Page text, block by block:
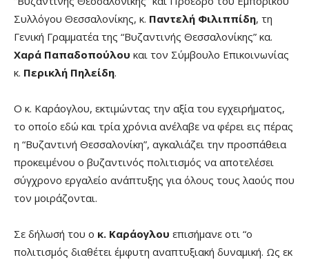
Συλλόγου Θεσσαλονίκης, κ. Παντελή Φιλιππίδη, τη
Γενική Γραμματέα της “Βυζαντινής Θεσσαλονίκης” κα.
Χαρά Παπαδοπούλου και τον Σύμβουλο Επικοινωνίας
κ. Περικλή Πηλείδη.
Ο κ. Καράογλου, εκτιμώντας την αξία του εγχειρήματος,
το οποίο εδώ και τρία χρόνια ανέλαβε να φέρει εις πέρας
η “Βυζαντινή Θεσσαλονίκη”, αγκαλιάζει την προσπάθεια
προκειμένου ο βυζαντινός πολιτισμός να αποτελέσει
σύγχρονο εργαλείο ανάπτυξης για όλους τους λαούς που
τον μοιράζονται.
Σε δήλωσή του ο κ. Καράογλου επισήμανε οτι “ο
πολιτισμός διαθέτει έμφυτη αναπτυξιακή δυναμική. Ως εκ